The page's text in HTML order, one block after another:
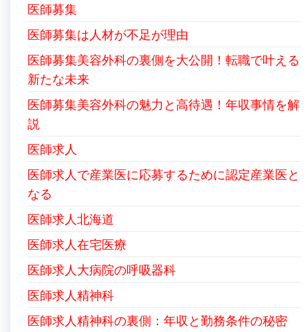
医師募集
医師募集は人材が不足が理由
医師募集美容外科の裏側を大公開！転職で叶える
新たな未来
医師募集美容外科の魅力と高待遇！年収事情を解
説
医師求人
医師求人で産業医に応募するために認定産業医と
なる
医師求人北海道
医師求人在宅医療
医師求人大病院の呼吸器科
医師求人精神科
医師求人精神科の裏側：年収と勤務条件の秘密